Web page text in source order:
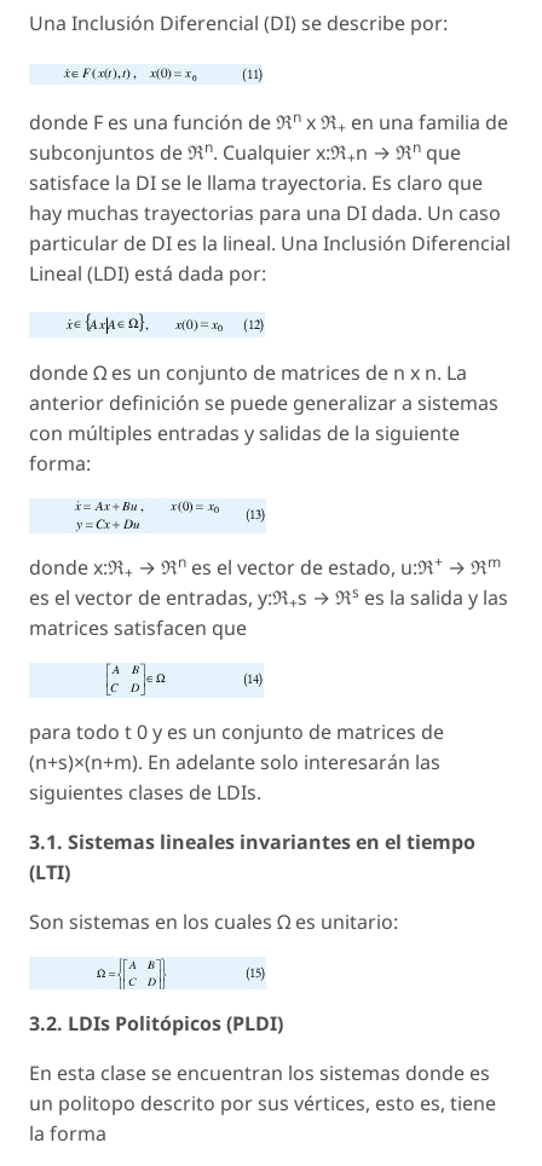
Una Inclusión Diferencial (DI) se describe por:
donde F es una función de ℜn x ℜ+ en una familia de
subconjuntos de ℜn. Cualquier x:ℜ+n → ℜn que
satisface la DI se le llama trayectoria. Es claro que
hay muchas trayectorias para una DI dada. Un caso
particular de DI es la lineal. Una Inclusión Diferencial
Lineal (LDI) está dada por:
donde Ω es un conjunto de matrices de n x n. La
anterior definición se puede generalizar a sistemas
con múltiples entradas y salidas de la siguiente
forma:
donde x:ℜ+ → ℜn es el vector de estado, u:ℜ+ → ℜm
es el vector de entradas, y:ℜ+s → ℜs es la salida y las
matrices satisfacen que
para todo t 0 y es un conjunto de matrices de
(n+s)×(n+m). En adelante solo interesarán las
siguientes clases de LDIs.
3.1. Sistemas lineales invariantes en el tiempo
(LTI)
Son sistemas en los cuales Ω es unitario:
3.2. LDIs Politópicos (PLDI)
En esta clase se encuentran los sistemas donde es
un politopo descrito por sus vértices, esto es, tiene
la forma